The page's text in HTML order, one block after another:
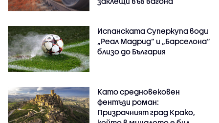
Испанската Суперкупа води
„Реал Мадрид“ и „Барселона“
близо до България
Като средновековен
фентъзи роман:
Призрачният град Крако,